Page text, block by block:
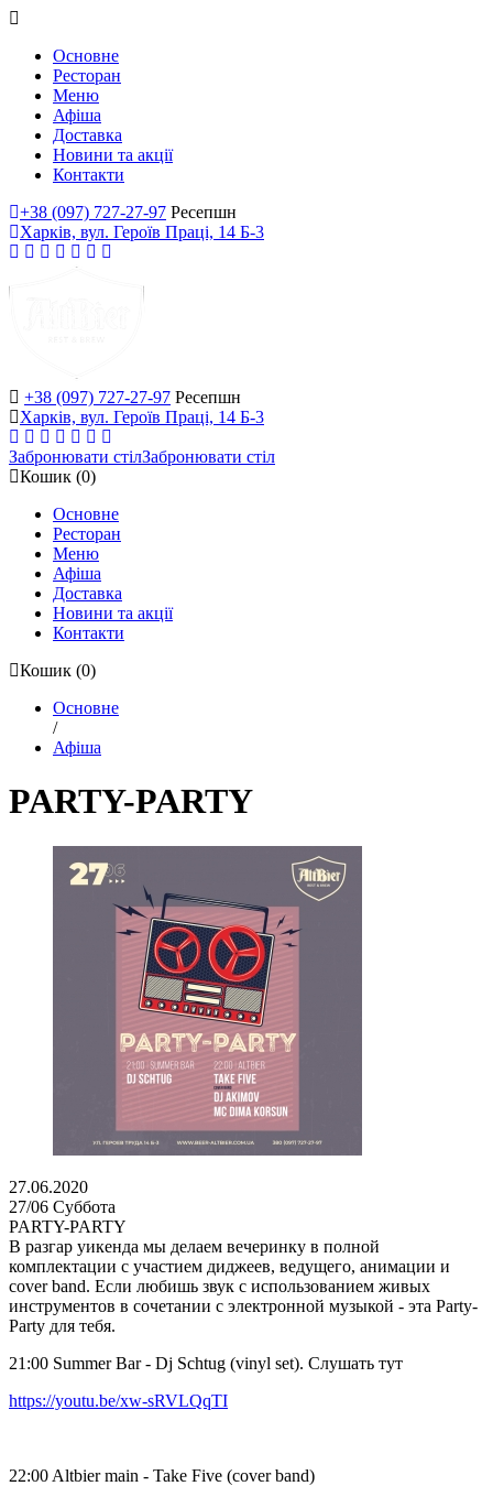
Основне
Ресторан
Меню
Афіша
Доставка
Новини та акції
Контакти
+38 (097) 727-27-97 Ресепшн
Харків, вул. Героїв Праці, 14 Б-3
+38 (097) 727-27-97 Ресепшн
Харків, вул. Героїв Праці, 14 Б-3
Забронювати стілЗабронювати стіл
Кошик (0)
Основне
Ресторан
Меню
Афіша
Доставка
Новини та акції
Контакти
Кошик (0)
Основне
/
Афіша
PARTY-PARTY
27.06.2020
27/06 Суббота
PARTY-PARTY
В разгар уикенда мы делаем вечеринку в полной
комплектации с участием диджеев, ведущего, анимации и
cover band. Если любишь звук с использованием живых
инструментов в сочетании с электронной музыкой - эта Party-
Party для тебя.
21:00 Summer Bar - Dj Schtug (vinyl set). Слушать тут
https://youtu.be/xw-sRVLQqTI
22:00 Altbier main - Take Five (cover band)